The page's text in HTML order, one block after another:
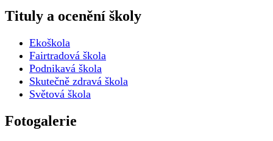
Tituly a ocenění školy
Ekoškola
Fairtradová škola
Podnikavá škola
Skutečně zdravá škola
Světová škola
Fotogalerie